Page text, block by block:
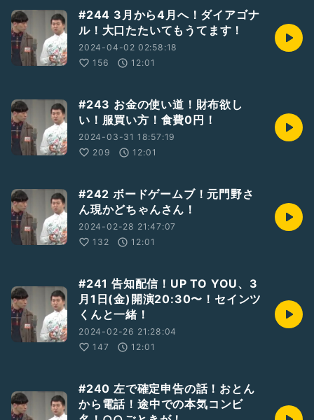
#244 3月から4月へ！ダイアゴナ
ル！大口たたいてもうてます！
2024-04-02 02:58:18
156
12:01
#243 お金の使い道！財布欲し
い！服買い方！食費0円！
2024-03-31 18:57:19
209
12:01
#242 ボードゲームブ！元門野さ
ん現かどちゃんさん！
2024-02-28 21:47:07
132
12:01
#241 告知配信！UP TO YOU、3
月1日(金)開演20:30〜！セインツ
くんと一緒！
2024-02-26 21:28:04
147
12:01
#240 左で確定申告の話！おとん
から電話！途中での本気コンビ